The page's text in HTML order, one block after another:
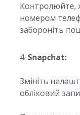
Контролюйте,
номером
забороніть
Snapchat:
Змініть
обліковий